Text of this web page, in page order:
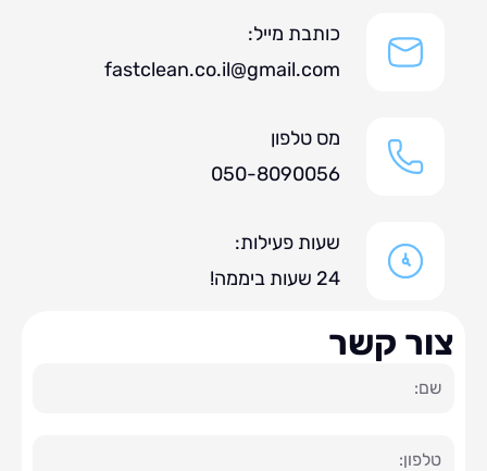
קשר
כותבת מייל:
fastclean.co.il@gmail.com
מס טלפון
050-8090056
שעות פעילות:
24 שעות ביממה!